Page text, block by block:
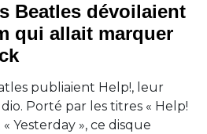
Beatles dévoilaient
qui allait marquer
publiaient Help!, leur
Porté par les titres « Help!
Yesterday », ce disque